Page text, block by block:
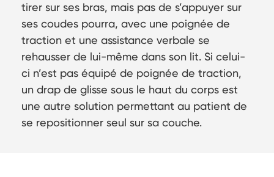
tirer sur ses bras, mais pas de s’appuyer sur
ses coudes pourra, avec une poignée de
traction et une assistance verbale se
rehausser de lui-même dans son lit. Si celui-
ci n’est pas équipé de poignée de traction,
un drap de glisse sous le haut du corps est
une autre solution permettant au patient de
se repositionner seul sur sa couche.